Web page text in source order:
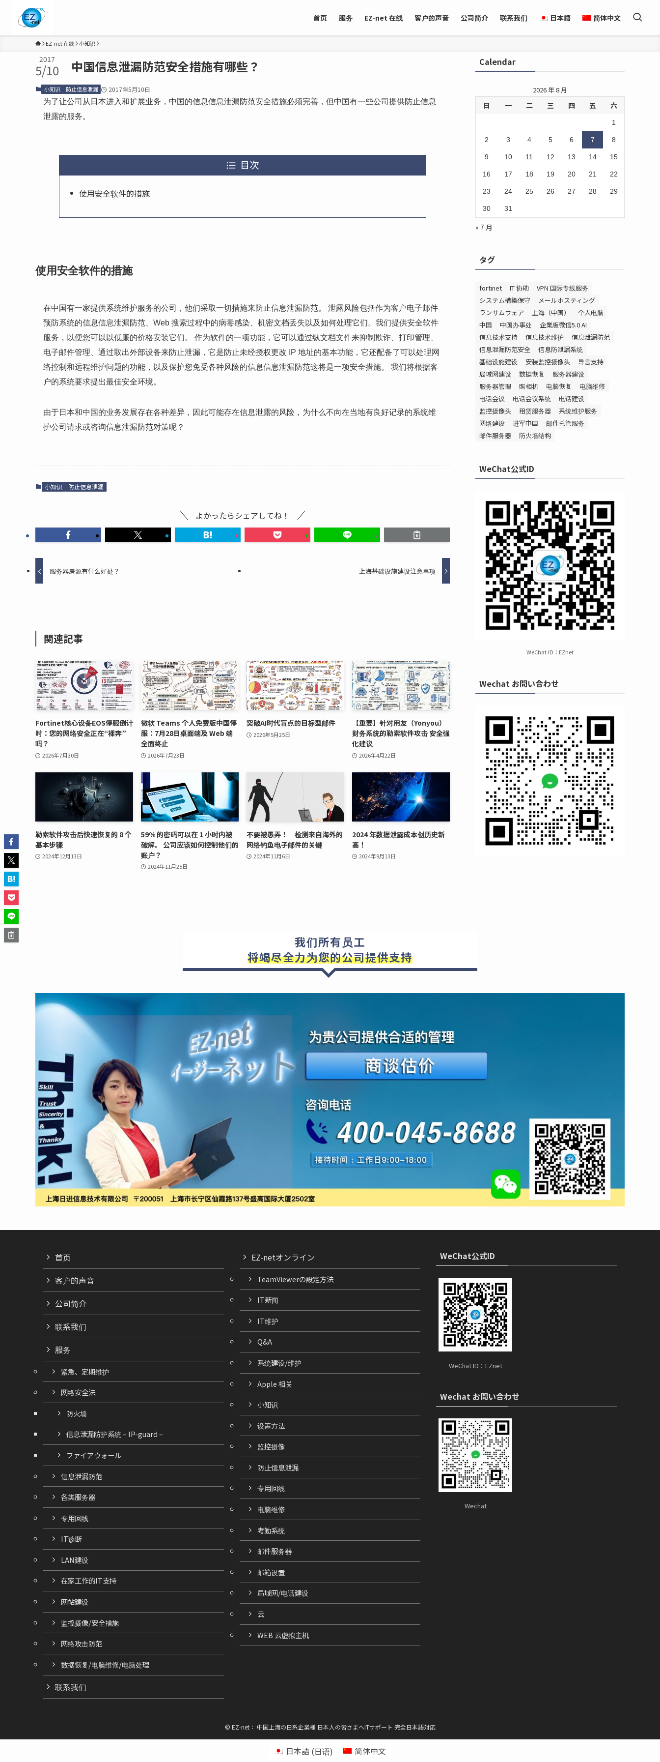
首页 服务 EZ-net 在线 客户的声音 公司简介 联系我们 日本語 简体中文
EZ-net 在线 小知识
中国信息泄漏防范安全措施有哪些？
2017
5/10
小知识 防止信息泄漏
2017年5月10日
为了让公司从日本进入和扩展业务，中国的信息信息泄漏防范安全措施必须完善，但中国有一些公司提供防止信息
泄露的服务。
目次
使用安全软件的措施
使用安全软件的措施
在中国有一家提供系统维护服务的公司，他们采取一切措施来防止信息泄漏防范。 泄露风险包括作为客户电子邮件
预防系统的信息信息泄漏防范、Web 搜索过程中的病毒感染、机密文档丢失以及如何处理它们。我们提供安全软件
服务，以便您可以以低廉的价格安装它们。 作为软件的一项功能，它可以通过纵文档文件来抑制欺诈、打印管理、
电子邮件管理、通过取出外部设备来防止泄漏，它是防止未经授权更改 IP 地址的基本功能，它还配备了可以处理网
络控制和远程维护问题的功能，以及保护您免受各种风险的信息信息泄漏防范这将是一项安全措施。 我们将根据客
户的系统要求提出最佳安全环境。
由于日本和中国的业务发展存在各种差异，因此可能存在信息泄露的风险，为什么不向在当地有良好记录的系统维
护公司请求或咨询信息泄漏防范对策呢？
小知识 防止信息泄漏
よかったらシェアしてね！
服务器房源有什么好处？ 上海基础设施建设注意事项
関連記事
Fortinet核心设备EOS停服倒计
时：您的网络安全正在“裸奔”
吗？
2026年7月30日
微软 Teams 个人免费版中国停
服：7月28日桌面端及 Web 端
全面终止
2026年7月23日
突破AI时代盲点的目标型邮件
2026年5月25日
【重要】针对用友（Yonyou）
财务系统的勒索软件攻击 安全强
化建议
2026年4月22日
勒索软件攻击后快速恢复的 8 个
基本步骤
2024年12月13日
59% 的密码可以在 1 小时内被
破解。 公司应该如何控制他们的
账户？
2024年11月25日
不要被愚弄！ 检测来自海外的
网络钓鱼电子邮件的关键
2024年11月6日
2024 年数据泄露成本创历史新
高！
2024年9月13日
Calendar
2026 年 8 月
日 一 二 三 四 五 六
1
2 3 4 5 6 7 8
9 10 11 12 13 14 15
16 17 18 19 20 21 22
23 24 25 26 27 28 29
30 31
« 7 月
タグ
fortinet IT 协助
VPN 国际专线服务
システム構築保守
メールホスティング
ランサムウェア
上海（中国）
个人电脑
中国
中国办事处
企業版微信5.0 AI
信息技术支持
信息技术维护
信息泄漏防范
信息泄漏防范安全
信息防泄漏系统
基础设施建设
安装监控摄像头
导言支持
局域网建设
数据恢复
服务器建设
服务器管理
照相机 电脑恢复
电脑维修
电话会议
电话会议系统
电话建设
监控摄像头
租赁服务器
系统维护服务
网络建设
进军中国
邮件托管服务
邮件服务器
防火墙结构
WeChat公式ID
WeChat ID：EZnet
Wechat お問い合わせ
我们所有员工
将竭尽全力为您的公司提供支持
首页
客户的声音
公司简介
联系我们
服务
紧急、定期维护
网络安全法
防火墙
信息泄漏防护系统 – IP-guard –
ファイアウォール
信息泄漏防范
各类服务器
专用回线
IT诊断
LAN建设
在家工作的IT支持
网站建设
监控摄像/安全措施
网络攻击防范
数据恢复/电脑维修/电脑处理
联系我们
EZ-netオンライン
TeamViewerの設定方法
IT新闻
IT维护
Q&A
系统建设/维护
Apple 相关
小知识
设置方法
监控摄像
防止信息泄漏
专用回线
电脑维修
考勤系统
邮件服务器
邮箱设置
局域网/电话建设
云
WEB 云虚拟主机
WeChat公式ID
WeChat ID：EZnet
Wechat お問い合わせ
Wechat
© EZ-net： 中国上海の日系企業様 日本人の皆さまへITサポート 完全日本語対応
日本語 (日语) 简体中文